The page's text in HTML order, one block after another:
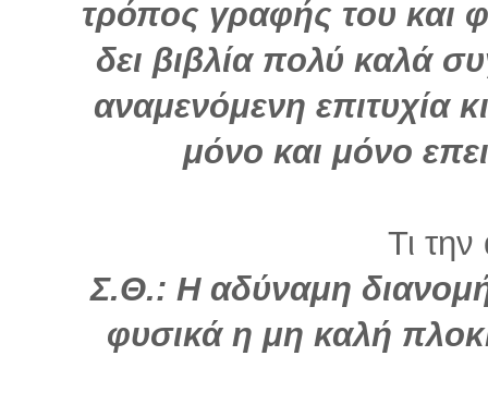
τρόπος γραφής του και
δει βιβλία πολύ καλά
αναμενόμενη επιτυχία
μόνο και μόνο
Τι
Σ.Θ.: Η αδύναμη
φυσικά η μη καλή